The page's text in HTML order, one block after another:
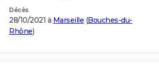
Décès
28/10/2021 à Marseille (Bouches-du-
Rhône)